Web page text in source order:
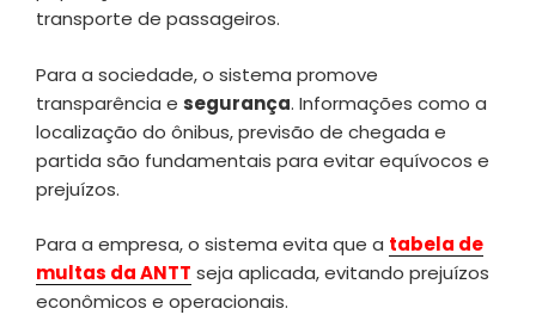
transporte de passageiros.
Para a sociedade, o sistema promove
transparência e segurança. Informações como a
localização do ônibus, previsão de chegada e
partida são fundamentais para evitar equívocos e
prejuízos.
Para a empresa, o sistema evita que a tabela de
multas da ANTT seja aplicada, evitando prejuízos
econômicos e operacionais.